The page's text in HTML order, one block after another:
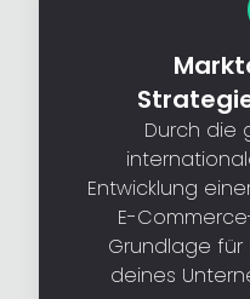
Durch die
Entwicklung
E-
Grundlage
deines